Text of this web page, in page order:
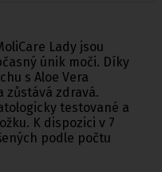
Lady jsou
únik moči. Díky
s Aloe Vera
zůstává zdravá.
testované a
K dispozici v 7
podle počtu